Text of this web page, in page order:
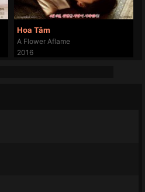
Hoa Tâm
A Flower Aflame
2016